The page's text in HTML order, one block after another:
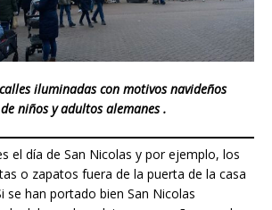
iluminadas con motivos navideños
niños y adultos alemanes .
el día de San Nicolas y por ejemplo, los
o zapatos fuera de la puerta de la casa
se han portado bien San Nicolas